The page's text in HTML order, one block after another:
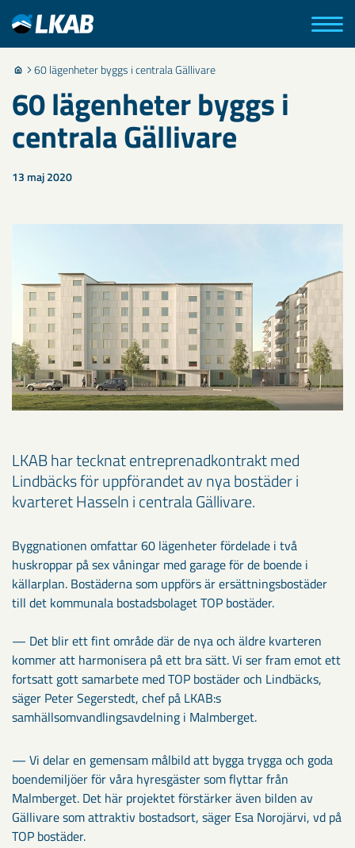
60 lägenheter byggs i centrala Gällivare
60 lägenheter byggs i
centrala Gällivare
13 maj 2020
LKAB har tecknat entreprenadkontrakt med
Lindbäcks för uppförandet av nya bostäder i
kvarteret Hasseln i centrala Gällivare.
Byggnationen omfattar 60 lägenheter fördelade i två
huskroppar på sex våningar med garage för de boende i
källarplan. Bostäderna som uppförs är ersättningsbostäder
till det kommunala bostadsbolaget TOP bostäder.
— Det blir ett fint område där de nya och äldre kvarteren
kommer att harmonisera på ett bra sätt. Vi ser fram emot ett
fortsatt gott samarbete med TOP bostäder och Lindbäcks,
säger Peter Segerstedt, chef på LKAB:s
samhällsomvandlingsavdelning i Malmberget.
— Vi delar en gemensam målbild att bygga trygga och goda
boendemiljöer för våra hyresgäster som flyttar från
Malmberget. Det här projektet förstärker även bilden av
Gällivare som attraktiv bostadsort, säger Esa Norojärvi, vd på
TOP bostäder.